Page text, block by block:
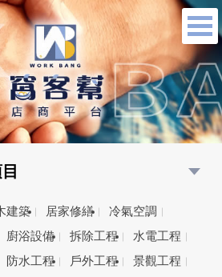
建築 居家修繕
冷氣空調
廚浴設備 拆除工程
水電工程
防水工程 戶外工程
景觀工程